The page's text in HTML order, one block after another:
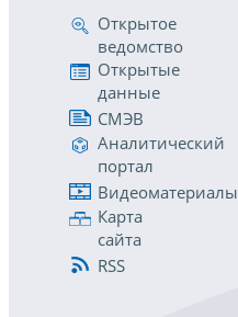
Открытое
ведомство
Открытые
данные
СМЭВ
Аналитический
портал
Видеоматериалы
Карта
сайта
RSS